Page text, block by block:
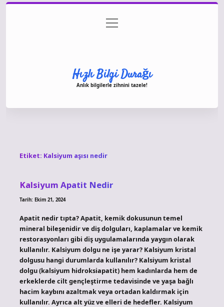
Gizlilik Politikası
menüyü
aç
Hızlı Bilgi Durağı
Anlık bilgilerle zihnini tazele!
Etiket: Kalsiyum aşısı nedir
Kalsiyum Apatit Nedir
Tarih: Ekim 21, 2024
Apatit nedir tıpta? Apatit, kemik dokusunun temel
mineral bileşenidir ve diş dolguları, kaplamalar ve kemik
restorasyonları gibi diş uygulamalarında yaygın olarak
kullanılır. Kalsiyum dolgu ne işe yarar? Kalsiyum kristal
dolgusu hangi durumlarda kullanılır? Kalsiyum kristal
dolgu (kalsiyum hidroksiapatit) hem kadınlarda hem de
erkeklerde cilt gençleştirme tedavisinde ve yaşa bağlı
hacim kaybını azaltmak veya ortadan kaldırmak için
kullanılır. Ayrıca alt yüz ve elleri de hedefler. Kalsiyum